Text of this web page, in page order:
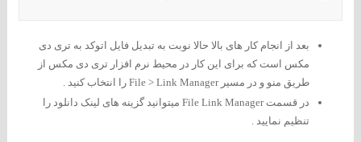
بعد از انجام کار های بالا حالا نوبت به تبدیل فایل اتوکد به تری دی
مکس است که برای این کار در محیط نرم افزار تری دی مکس از
طریق منو و در مسیر File > Link Manager را انتخاب کنید .
در قسمت File Link Manager میتوانید گزینه های لینک دانلود را
تنظیم نمایید .